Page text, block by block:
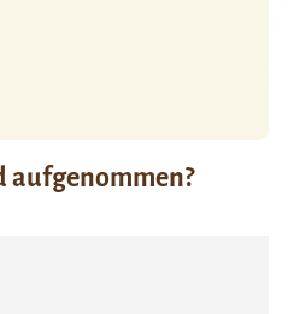
aufgenommen?